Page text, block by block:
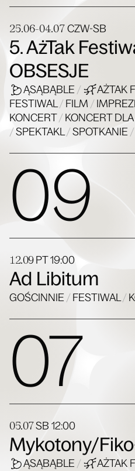
25.06-04.07 CZW-SB
5. AżTak
OBSESJE
ĄSĄBĄBLE / AŻTAK
FESTIWAL/ FILM /
KONCERT/ KONCERT
/ SPEKTAKL/ SPOTKANIE /
09
12.09 PT 19:00
Ad Libitum
GOŚCINNIE / FESTIWAL/
07
05.07SB 12:00
Mykotony/
ĄSĄBĄBLE / AŻTAK